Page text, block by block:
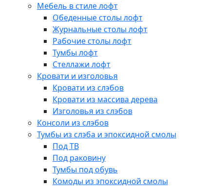
Мебель в стиле лофт
Обеденные столы лофт
Журнальные столы лофт
Рабочие столы лофт
Тумбы лофт
Стеллажи лофт
Кровати и изголовья
Кровати из слэбов
Кровати из массива дерева
Изголовья из слэбов
Консоли из слэбов
Тумбы из слэба и эпоксидной смолы
Под ТВ
Под раковину
Тумбы под обувь
Комоды из эпоксидной смолы